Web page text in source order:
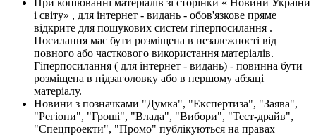
і світу» , для інтернет - видань - обов'язкове пряме
відкрите для пошукових систем гіперпосилання .
Посилання має бути розміщена в незалежності від
повного або часткового використання матеріалів.
Гіперпосилання ( для інтернет - видань) - повинна бути
розміщена в підзаголовку або в першому абзаці
матеріалу.
Новини з позначками "Думка", "Експертиза", "Заява",
"Регіони", "Гроші", "Влада", "Вибори", "Тест-драйв",
"Спецпроекти", "Промо" публікуються на правах